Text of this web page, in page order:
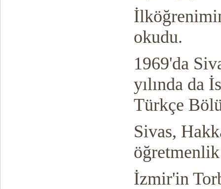
okudu.
1969'da
yılında da
Türkçe
Sivas,
öğretmenlik
İzmir'in